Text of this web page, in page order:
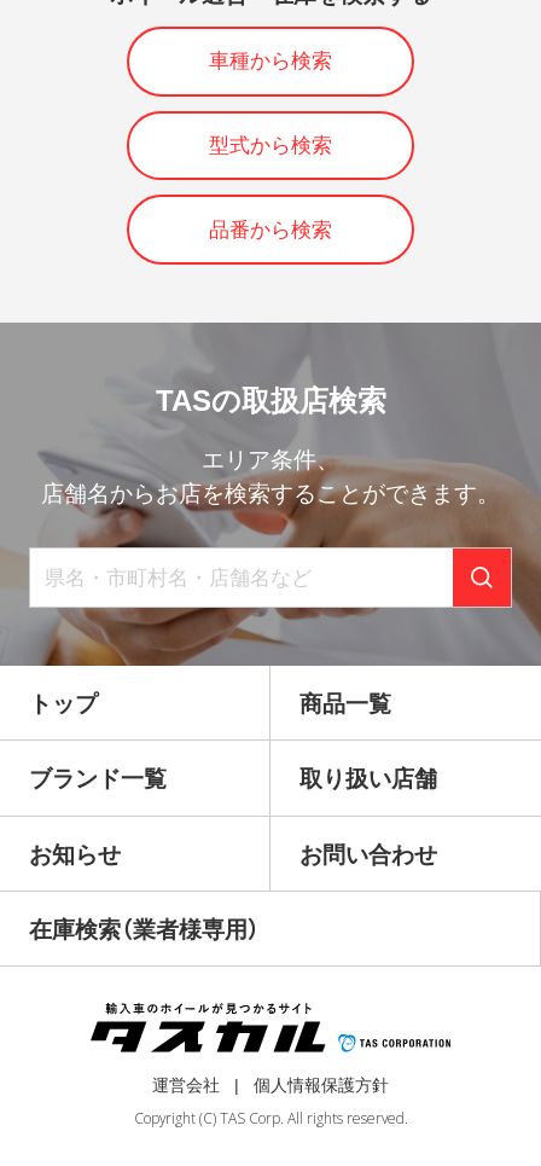
車種から検索
型式から検索
品番から検索
TASの取扱店検索
エリア条件、
店舗名からお店を検索することができます。
トップ 商品一覧
ブランド一覧 取り扱い店舗
お知らせ お問い合わせ
在庫検索（業者様専用）
運営会社
個人情報保護方針
Copyright (C) TAS Corp. All rights reserved.